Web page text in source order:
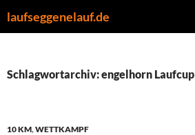
Inhalt
laufseggenelauf.de
Schlagwortarchiv: engelhorn Laufcup
10 KM,WETTKAMPF